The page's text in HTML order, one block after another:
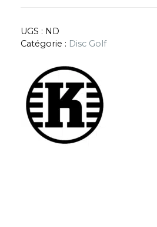
UGS : ND
Catégorie : Disc Golf